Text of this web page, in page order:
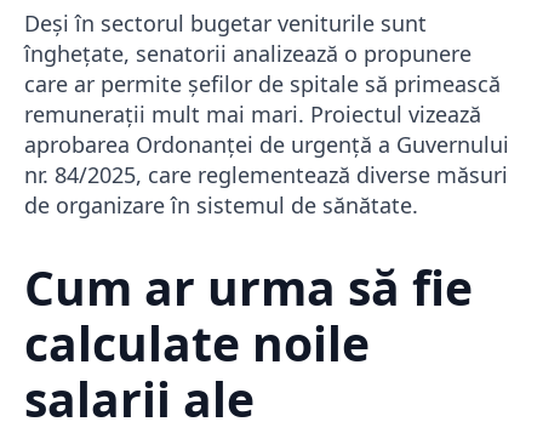
Deși în sectorul bugetar veniturile sunt
înghețate, senatorii analizează o propunere
care ar permite șefilor de spitale să primească
remunerații mult mai mari. Proiectul vizează
aprobarea Ordonanței de urgență a Guvernului
nr. 84/2025, care reglementează diverse măsuri
de organizare în sistemul de sănătate.
Cum ar urma să fie
calculate noile
salarii ale